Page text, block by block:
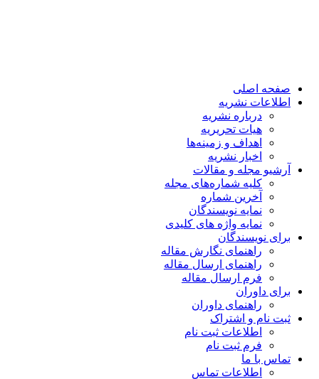
صفحه اصلی
اطلاعات نشریه
درباره نشریه
هیات تحریریه
اهداف و زمینه‌ها
اخبار نشریه
آرشیو مجله و مقالات
کلیه شماره‌های مجله
آخرین شماره
نمایه نویسندگان
نمایه واژه های کلیدی
برای نویسندگان
راهنمای نگارش مقاله
راهنمای ارسال مقاله
فرم ارسال مقاله
برای داوران
راهنمای داوران
ثبت نام و اشتراک
اطلاعات ثبت نام
فرم ثبت نام
تماس با ما
اطلاعات تماس